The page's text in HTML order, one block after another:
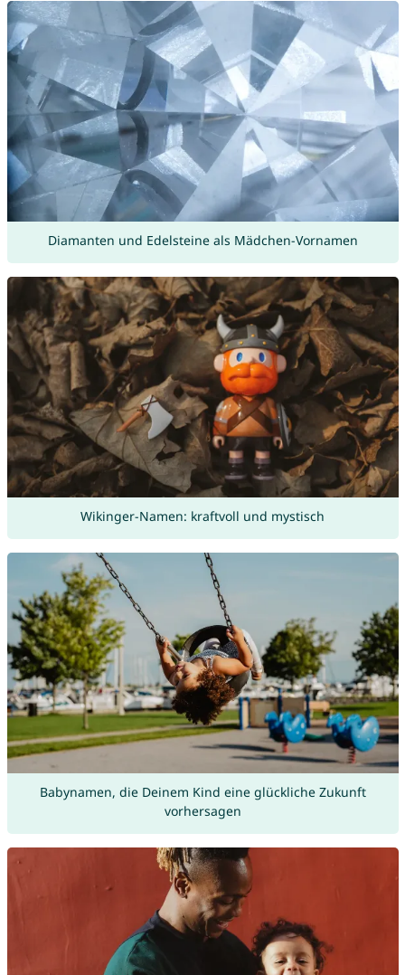
Diamanten und Edelsteine als Mädchen-Vornamen
Wikinger-Namen: kraftvoll und mystisch
Babynamen, die Deinem Kind eine glückliche Zukunft
vorhersagen